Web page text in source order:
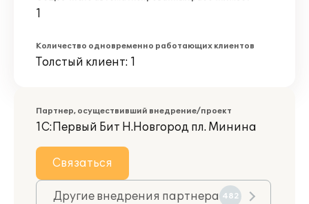
1
Количество одновременно работающих клиентов
Толстый клиент: 1
Партнер, осуществивший внедрение/проект
1С:Первый Бит Н.Новгород пл. Минина
Связаться
Другие внедрения партнера 482